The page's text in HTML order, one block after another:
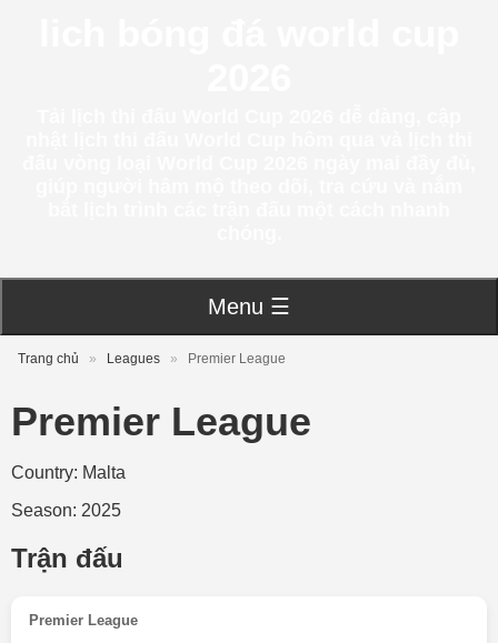
Menu ☰
Trang chủ » Leagues » Premier League
Premier League
Country: Malta
Season: 2025
Trận đấu
Premier League